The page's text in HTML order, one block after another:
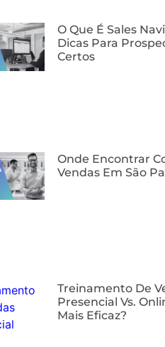
O Que É Sales
Dicas Para
Certos
Onde Encontrar
Vendas Em São
⁠Treinamento De
Presencial Vs.
Mais Eficaz?